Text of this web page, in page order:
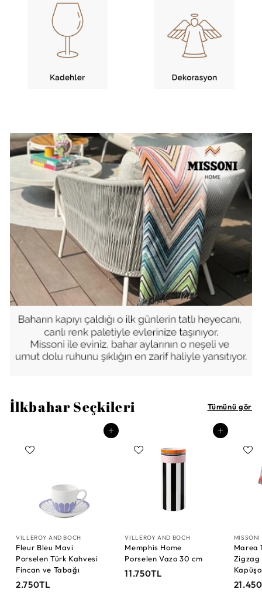
İlkbahar Seçkileri Tümünü gör
Sepete Ekle
VILLEROY AND BOCH
Fleur Bleu Mavi
Porselen Türk Kahvesi
Fincan ve Tabağı
2.750TL2
Sepete Ekle
VILLEROY AND BOCH
Memphis Home
Porselen Vazo 30 cm
11.750TL1
MISSONI
Marea
Zigzag